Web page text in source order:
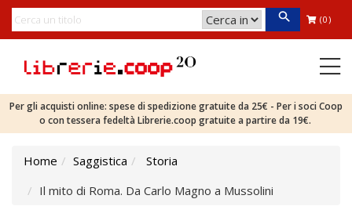
(0)
Per gli acquisti online: spese di spedizione gratuite da 25€ - Per i soci Coop
o con tessera fedeltà Librerie.coop gratuite a partire da 19€.
Home Saggistica
Storia
Il mito di Roma. Da Carlo Magno a Mussolini